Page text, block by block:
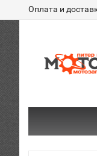
Оплата и